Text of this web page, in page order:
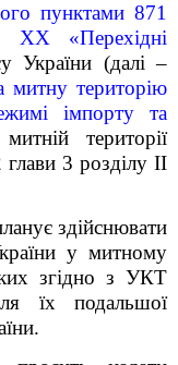
пунктами 871
ХХ «Перехідні
України (далі –
митну територію
імпорту та
території
3 розділу ІІ
здійснювати
у митному
згідно з УКТ
їх подальшої